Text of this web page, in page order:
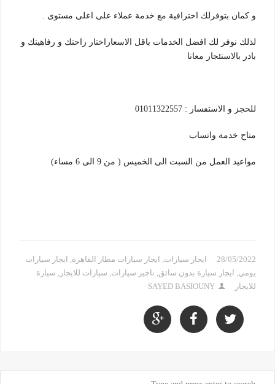
و كمان بتوفرلك احترافية مع خدمة عملاء على اعلى مستوى .
لذلك نوفر لك افضل الخدمات باقل الاسعاراختار راحتك و رفاهيتك و
بادر بالاستئجار معانا
للحجز و الاستفسار : 01011322557
متاح خدمة واتساب
مواعيد العمل من السبت الى الخميس ( من 9 الى 6 مساء)
28/05/2022 ايجار سيارات, ايجار سيارات مطار القاهرة, ايجار سيارات
يومي, ايجار سيارة بدون سائق, تاجير سيارات, سيارات للايجار , سيارة
للايجار
SAYED BASIOUNY